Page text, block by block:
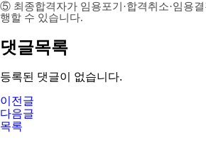
⑤ 최종합격자가 임용포기 ·합격취소·임용
행할 수 있습니다.
댓글목록
등록된 댓글이 없습니다.
이전글
다음글
목록